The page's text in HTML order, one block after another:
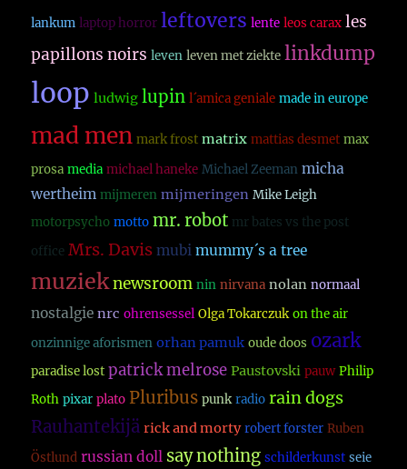
lankum laptop horror leftovers lente leos carax les
papillons noirs leven leven met ziekte linkdump
loop ludwig lupin l´amica geniale made in europe
mad men mark frost matrix mattias desmet max
prosa media michael haneke Michael Zeeman micha
wertheim mijmeren mijmeringen Mike Leigh
motorpsycho motto mr. robot mr bates vs the post
office Mrs. Davis mubi mummy´s a tree
muzieknewsroom nin nirvana nolan normaal
nostalgie nrc ohrensessel Olga Tokarczuk on the air
onzinnige aforismen orhan pamuk oude doos ozark
paradise lost patrick melrose Paustovski pauw Philip
Roth pixar plato Pluribus punk radio rain dogs
Rauhantekijä rick and morty robert forster Ruben
Östlund russian doll say nothing schilderkunst seie